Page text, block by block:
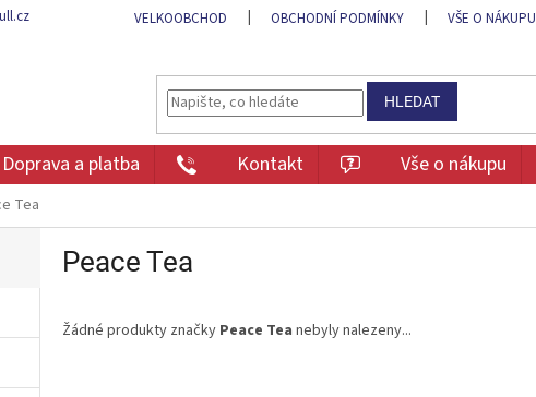
VELKOOBCHOD OBCHODNÍ PODMÍNKY VŠE O NÁKUPU
HLEDAT
Doprava a platba Kontakt Vše o nákupu
Tea
Peace Tea
Žádné produkty značky Peace Tea nebyly nalezeny...